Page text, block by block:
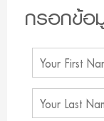
กรอกข้อ